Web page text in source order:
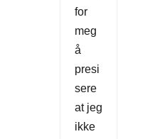
for
meg
å
presi
sere
at jeg
ikke